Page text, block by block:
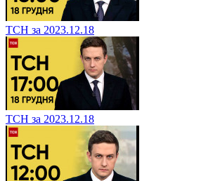
ТСН за 2023.12.18
ТСН за 2023.12.18